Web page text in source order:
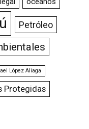
Petróleo
López Aliaga
Protegidas